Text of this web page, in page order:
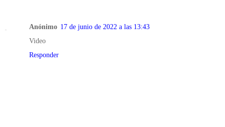
Anónimo 17 de junio de 2022 a las 13:43
Video
Responder